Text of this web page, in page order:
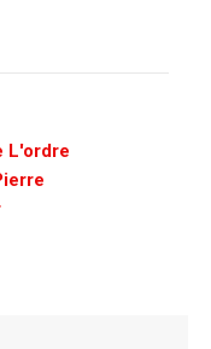
L'ordre